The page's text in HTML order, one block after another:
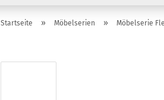
BESPRECHUNGSTISCHE
Startseite » Möbelserien » Möbelserie